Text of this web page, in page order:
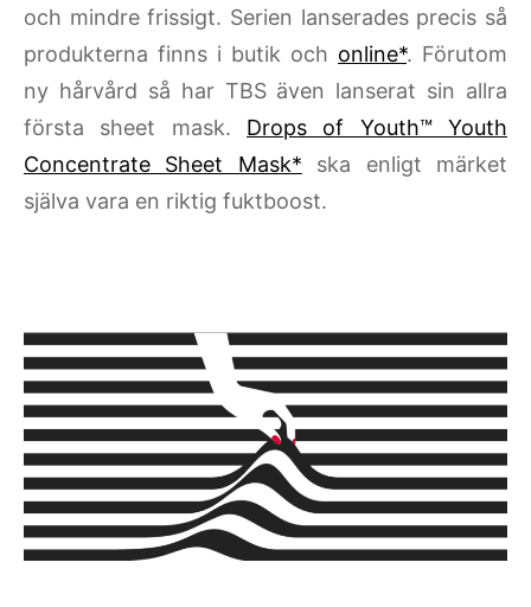
och mindre frissigt. Serien lanserades precis så
produkterna finns i butik och online*. Förutom
ny hårvård så har TBS även lanserat sin allra
första sheet mask. Drops of Youth™ Youth
Concentrate Sheet Mask* ska enligt märket
själva vara en riktig fuktboost.